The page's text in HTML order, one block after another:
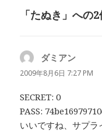
「たぬき」への
ダミアン
り:
2009年8月6日 7:27 PM
SECRET: 0
PASS:
いいですね、サプラ